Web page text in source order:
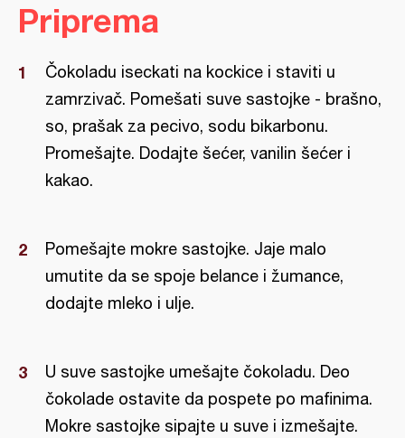
Priprema
Čokoladu iseckati na kockice i staviti u
zamrzivač. Pomešati suve sastojke - brašno,
so, prašak za pecivo, sodu bikarbonu.
Promešajte. Dodajte šećer, vanilin šećer i
kakao.
Pomešajte mokre sastojke. Jaje malo
umutite da se spoje belance i žumance,
dodajte mleko i ulje.
U suve sastojke umešajte čokoladu. Deo
čokolade ostavite da pospete po mafinima.
Mokre sastojke sipajte u suve i izmešajte.